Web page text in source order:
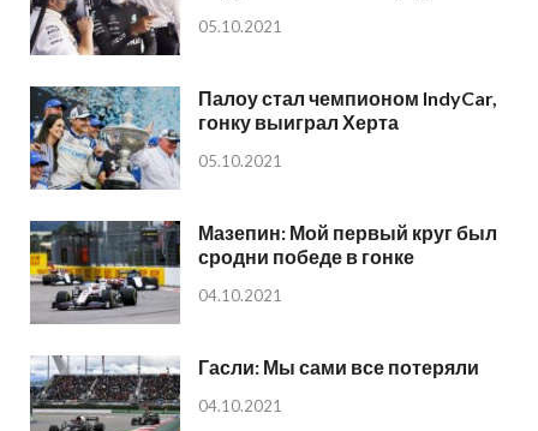
05.10.2021
Палоу стал чемпионом IndyCar,
гонку выиграл Херта
05.10.2021
Мазепин: Мой первый круг был
сродни победе в гонке
04.10.2021
Гасли: Мы сами все потеряли
04.10.2021